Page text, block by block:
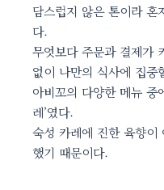
담스럽지 않은 톤이라 혼
다.
무엇보다 주문과 결제가
없이 나만의 식사에 집중
아비꼬의 다양한 메뉴 중
레’였다.
숙성 카레에 진한 육향이
했기 때문이다.